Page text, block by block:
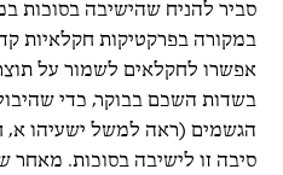
סביר להניח שהישיבה בסוכות
במקורה בפרקטיקות חקלאיות
אפשרו לחקלאים לשמור על
בשדות השכם בבוקר, כדי
הגשמים (ראה למשל ישעיהו א,
סיבה זו לישיבה בסוכות. מאחר